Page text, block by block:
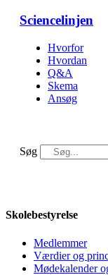
Sciencelinjen
Hvorfor
Hvordan
Q&A
Skema
Ansøg
Søg
Skolebestyrelse
Medlemmer
Værdier og
Mødekalender